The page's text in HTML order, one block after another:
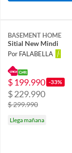
BASEMENT HOME
Sitial New Mindi
Por FALABELLA
$ 199.990 -33%
$ 229.990
$ 299.990
Llega mañana